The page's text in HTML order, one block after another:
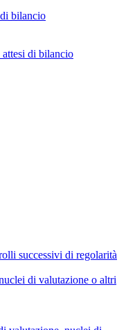
bilancio
di bilancio
successivi di regolarità
di valutazione o altri